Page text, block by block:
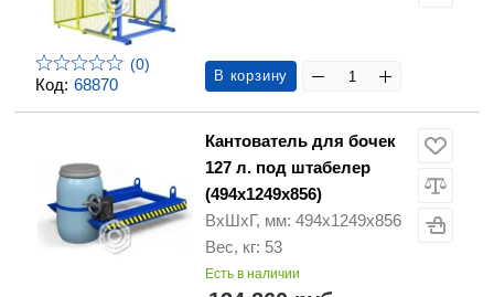
Код: 68870
(0)
В корзину
Кантователь для бочек
127 л. под штабелер
(494х1249х856)
ВхШхГ, мм: 494х1249х856
Вес, кг: 53
Есть в наличии